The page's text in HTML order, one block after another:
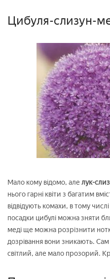
Цибуля-слизун-
Мало кому відомо, але лук-
нього гарні квіти з багатим
відвідують комахи, в тому
посадки цибулі можна зняти
меді ще можна розрізнити
дозрівання вони зникають.
світлий, але мало прозорий.